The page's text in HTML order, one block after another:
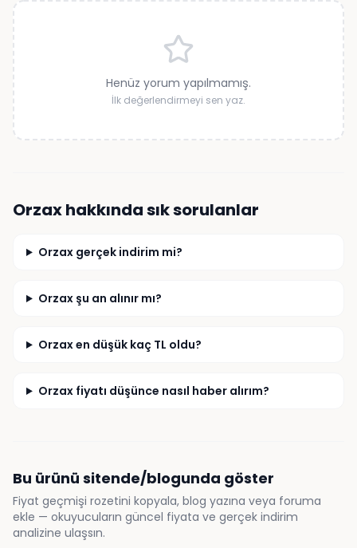
Henüz yorum yapılmamış.
İlk değerlendirmeyi sen yaz.
Orzaxhakkında sık sorulanlar
Orzax gerçek indirim mi?
Orzax şu an alınır mı?
Orzax en düşük kaç TL oldu?
Orzax fiyatı düşünce nasıl haber alırım?
Bu ürünü sitende/blogunda göster
Fiyat geçmişi rozetini kopyala, blog yazına veya foruma
ekle — okuyucuların güncel fiyata ve gerçek indirim
analizine ulaşsın.